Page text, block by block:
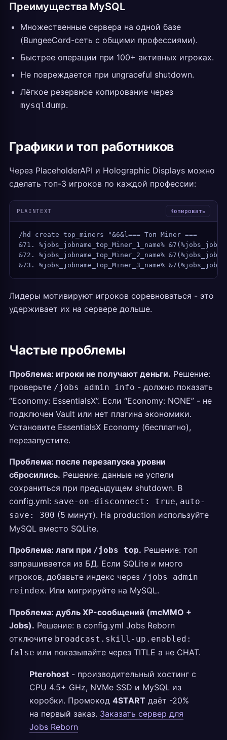
Преимущества MySQL
Множественные сервера на одной базе
(BungeeCord-сеть с общими профессиями).
Быстрее операции при 100+ активных игроках.
Не повреждается при ungraceful shutdown.
Лёгкое резервное копирование через
mysqldump.
Графики и топ работников
Через PlaceholderAPI и Holographic Displays можно
сделать топ-3 игроков по каждой профессии:
PLAINTEXT Копировать
/hd create top_miners "&6&l=== Топ Miner ===
&71. %jobs_jobname_top_Miner_1_name%
&72. %jobs_jobname_top_Miner_2_name%
&73. %jobs_jobname_top_Miner_3_name%
Лидеры мотивируют игроков соревноваться - это
удерживает их на сервере дольше.
Частые проблемы
Проблема: игроки не получают деньги. Решение:
проверьте /jobs admin info - должно показать
“Economy: EssentialsX”. Если “Economy: NONE” - не
подключен Vault или нет плагина экономики.
Установите EssentialsX Economy (бесплатно),
перезапустите.
Проблема: после перезапуска уровни
сбросились. Решение: данные не успели
сохраниться при предыдущем shutdown. В
config.yml: save-on-disconnect: true, auto-
save: 300 (5 минут). На production используйте
MySQL вместо SQLite.
Проблема: лаги при /jobs top. Решение: топ
запрашивается из БД. Если SQLite и много
игроков, добавьте индекс через /jobs admin
reindex. Или мигрируйте на MySQL.
Проблема: дубль XP-сообщений (mcMMO +
Jobs). Решение: в config.yml Jobs Reborn
отключите broadcast.skill-up.enabled:
false или показывайте через TITLE а не CHAT.
Pterohost - производительный хостинг с
CPU 4.5+ GHz, NVMe SSD и MySQL из
коробки. Промокод 4START даёт -20%
на первый заказ. Заказать сервер для
Jobs Reborn